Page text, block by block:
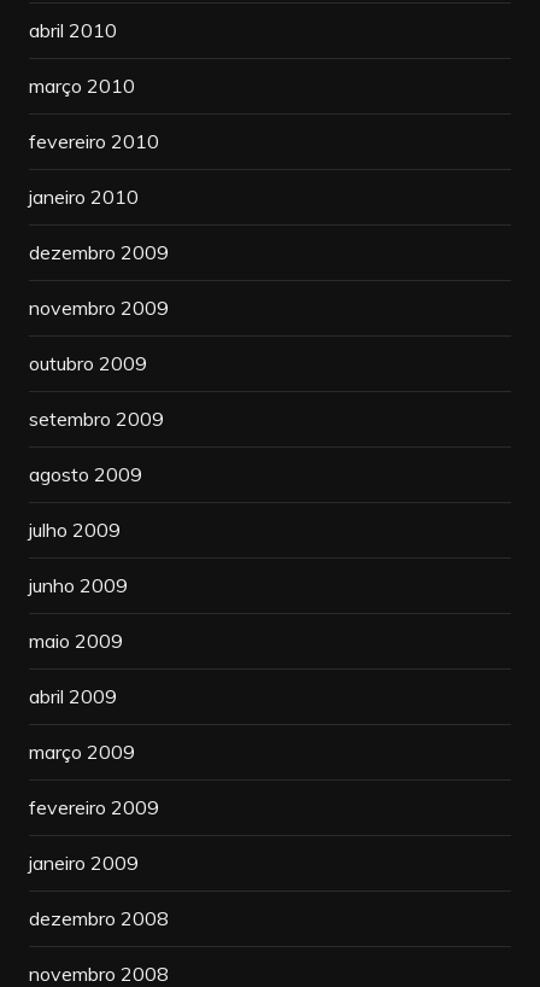
abril 2010
março 2010
fevereiro 2010
janeiro 2010
dezembro 2009
novembro 2009
outubro 2009
setembro 2009
agosto 2009
julho 2009
junho 2009
maio 2009
abril 2009
março 2009
fevereiro 2009
janeiro 2009
dezembro 2008
novembro 2008